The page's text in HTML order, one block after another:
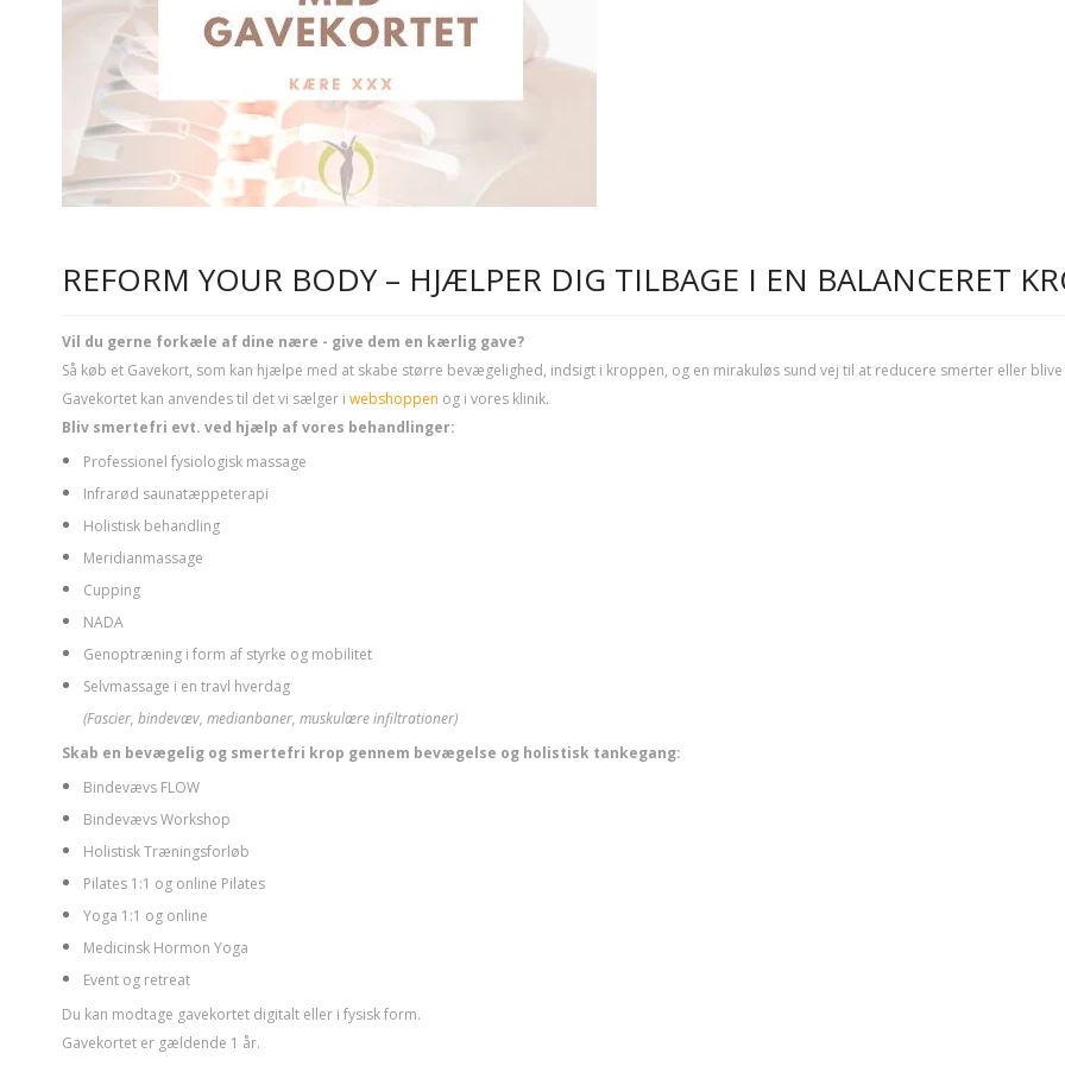
REFORM YOUR BODY – HJÆLPER DIG TILBAGE I EN BALANCERET
Vil du gerne forkæle af dine nære - give dem en kærlig gave?
Så køb et Gavekort, som kan hjælpe med at skabe større bevægelighed, indsigt i kroppen, og en mirakuløs sund vej til at reducere smerter eller
Gavekortet kan anvendes til det vi sælger i webshoppen og i vores klinik.
Bliv smertefri evt. ved hjælp af vores behandlinger:
Professionel fysiologisk massage
Infrarød saunatæppeterapi
Holistisk behandling
Meridianmassage
Cupping
NADA
Genoptræning i form af styrke og mobilitet
Selvmassage i en travl hverdag
(Fascier, bindevæv, medianbaner, muskulære infiltrationer)
Skab en bevægelig og smertefri krop gennem bevægelse og holistisk tankegang:
Bindevævs FLOW
Bindevævs Workshop
Holistisk Træningsforløb
Pilates 1:1 og online Pilates
Yoga 1:1 og online
Medicinsk Hormon Yoga
Event og retreat
Du kan modtage gavekortet digitalt eller i fysisk form.
Gavekortet er gældende 1 år.